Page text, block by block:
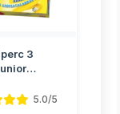
3
5.0/5